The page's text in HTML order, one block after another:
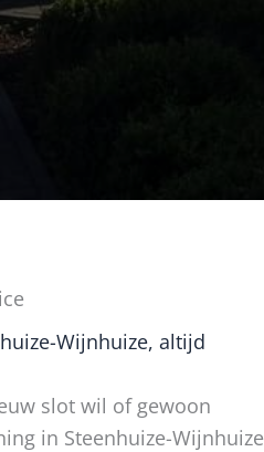
Wijnhuize, altijd
slot wil of gewoon
in Steenhuize-Wijnhuize